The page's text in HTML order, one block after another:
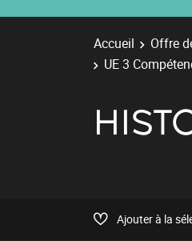
Accueil Offre
UE 3
Ajouter à la